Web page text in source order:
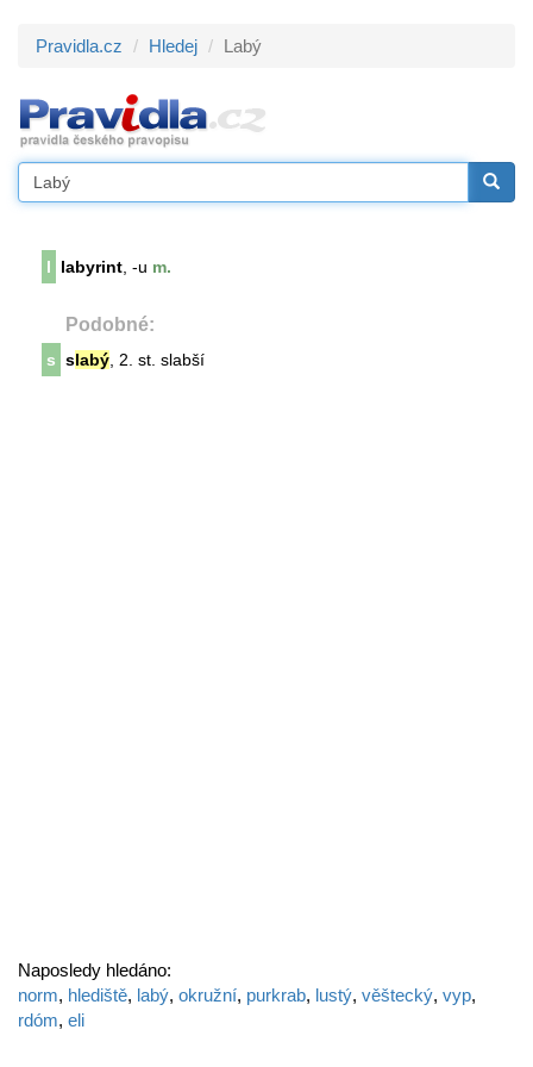
Pravidla.cz Hledej Labý
l labyrint , -u m.
Podobné:
s slabý , 2. st. slabší
Naposledy hledáno:
norm, hlediště, labý, okružní, purkrab, lustý, věštecký, vyp,
rdóm, eli